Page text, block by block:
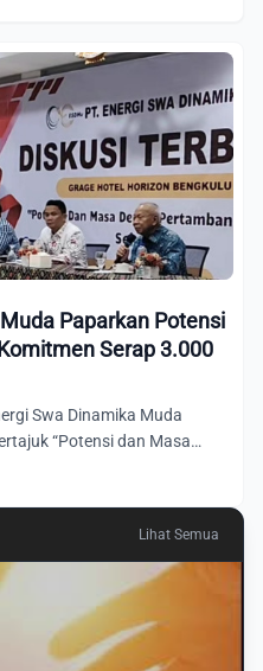
Paparkan Potensi
Serap 3.000
Swa Dinamika Muda
“Potensi dan Masa
Lihat Semua